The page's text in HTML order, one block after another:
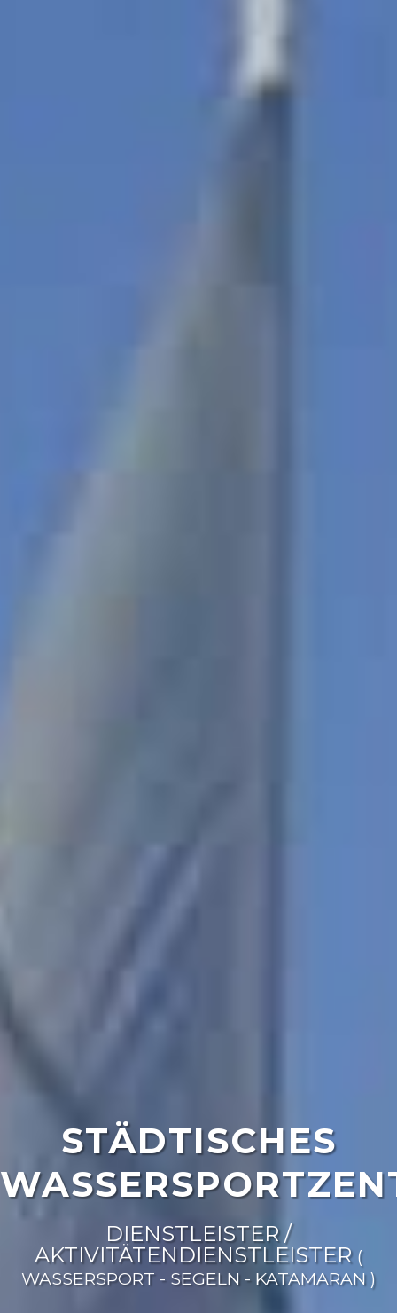
STÄDTISCHES
DIENSTLEISTER /
AKTIVITÄTENDIENSTLEISTER (
WASSERSPORT - SEGELN - KATAMARAN )